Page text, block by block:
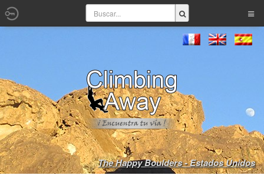
The Happy Boulders - Estados Unidos